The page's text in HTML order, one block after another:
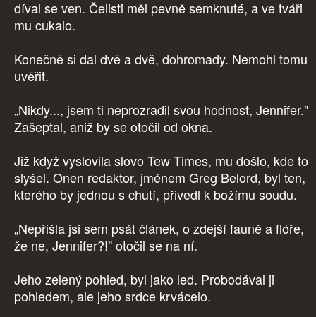
díval se ven. Čelisti měl pevně semknuté, a ve tváři
mu cukalo.
Konečně si dal dvě a dvě, dohromady. Nemohl tomu
uvěřit.
„Nikdy..., jsem ti neprozradil svou hodnost, Jennifer."
Zašeptal, aniž by se otočil od okna.
Již když vyslovila slovo Tew Times, mu došlo, kde to
slyšel. Onen redaktor, jménem Greg Belord, byl ten,
kterého by jednou s chutí, přivedl k božímu soudu.
„Nepřišla jsi sem psát článek, o zdejší fauně a flóře,
že ne, Jennifer?!" otočil se na ní.
Jeho zelený pohled, byl jako led. Probodával ji
pohledem, ale jeho srdce krvácelo.